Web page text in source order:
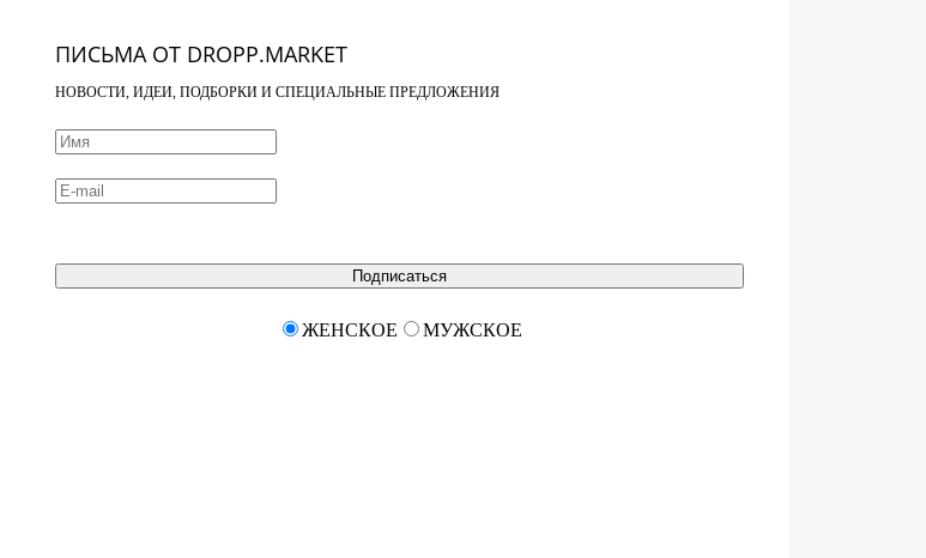
ПИСЬМА ОТ DROPP.MARKET
НОВОСТИ, ИДЕИ, ПОДБОРКИ И СПЕЦИАЛЬНЫЕ ПРЕДЛОЖЕНИЯ
Подписаться
ЖЕНСКОЕ МУЖСКОЕ